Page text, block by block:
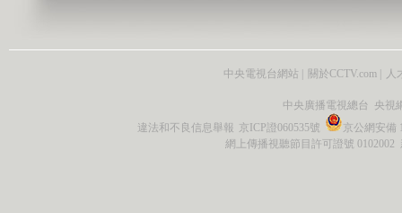
中央電視台網站 關於CCTV.com 人
中央廣播電視總台 央視
違法和不良信息舉報
京ICP證060535號
京公網安備
網上傳播視聽節目許可證號 0102002